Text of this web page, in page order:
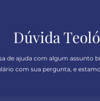
Dúvida
de ajuda com algum assunto
com sua pergunta, e